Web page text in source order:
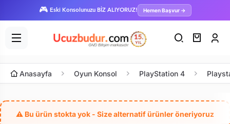
🎮 Eski Konsolunuzu BİZ ALIYORUZ! Hemen Başvur →
Anasayfa Oyun Konsol PlayStation 4